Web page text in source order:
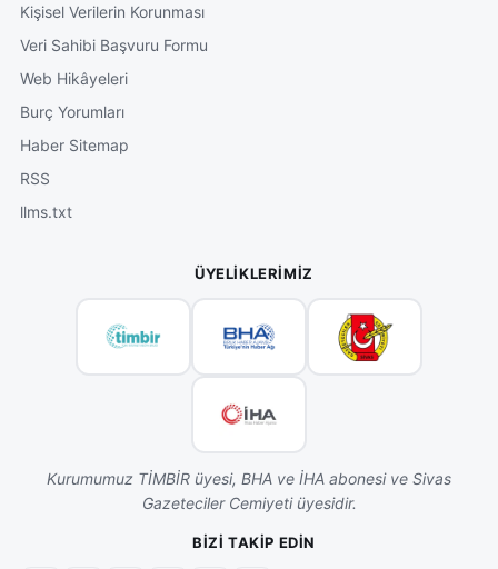
Kişisel Verilerin Korunması
Veri Sahibi Başvuru Formu
Web Hikâyeleri
Burç Yorumları
Haber Sitemap
RSS
llms.txt
ÜYELIKLERIMIZ
Kurumumuz TİMBİR üyesi, BHA ve İHA abonesi ve Sivas
Gazeteciler Cemiyeti üyesidir.
BIZI TAKIP EDIN